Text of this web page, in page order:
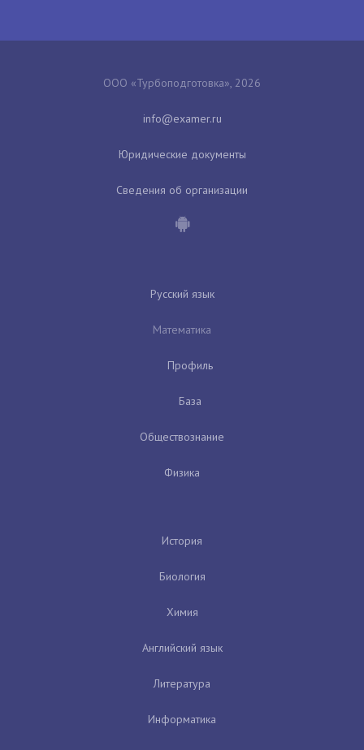
ООО «Турбоподготовка», 2026
Юридические документы
Сведения об организации
Русский язык
Математика
Профиль
База
Обществознание
Физика
История
Биология
Химия
Английский язык
Литература
Информатика